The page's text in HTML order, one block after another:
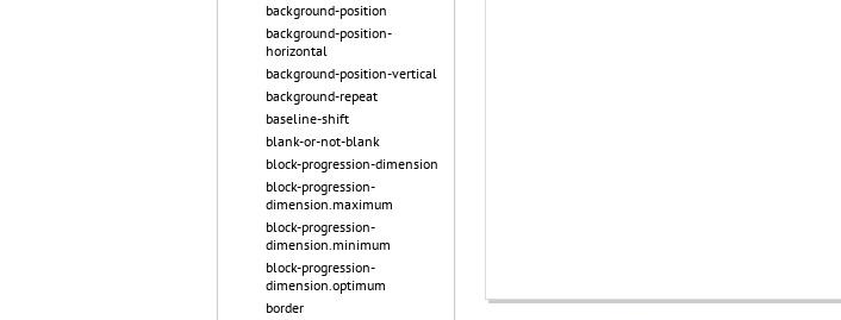
background-position
background-position-
horizontal
background-position-vertical
background-repeat
baseline-shift
blank-or-not-blank
block-progression-dimension
block-progression-
dimension.maximum
block-progression-
dimension.minimum
block-progression-
dimension.optimum
border